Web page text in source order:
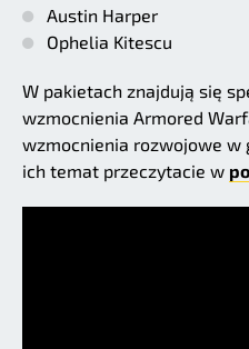
Austin Harper
Ophelia Kitescu
W pakietach znajdują się
wzmocnienia Armored
wzmocnienia rozwojowe w
ich temat przeczytacie w